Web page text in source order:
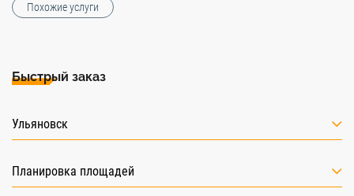
Похожие услуги
Быстрый заказ
Ульяновск
Планировка площадей